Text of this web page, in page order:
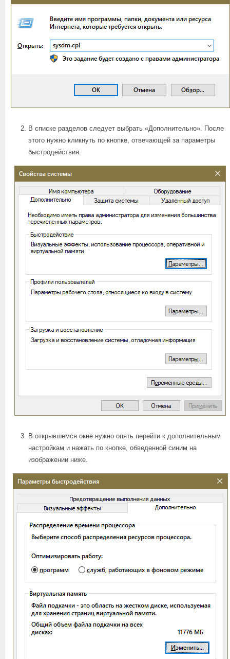
В списке разделов следует выбрать «Дополнительно». После
этого нужно кликнуть по кнопке, отвечающей за параметры
быстродействия.
В открывшемся окне нужно опять перейти к дополнительным
настройкам и нажать по кнопке, обведенной синим на
изображении ниже.